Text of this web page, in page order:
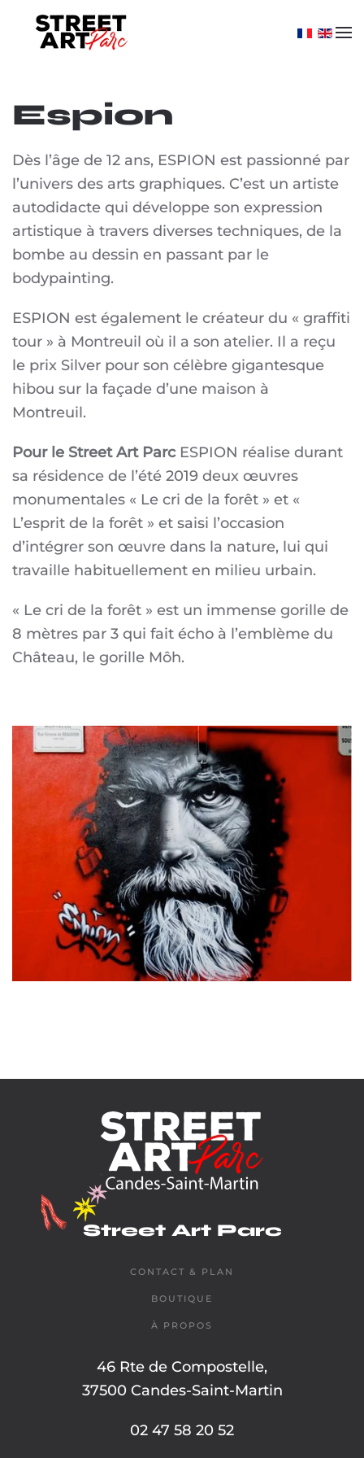
Skip to main content
Espion
Dès l’âge de 12 ans, ESPION est passionné par
l’univers des arts graphiques. C’est un artiste
autodidacte qui développe son expression
artistique à travers diverses techniques, de la
bombe au dessin en passant par le
bodypainting.
ESPION est également le créateur du « graffiti
tour » à Montreuil où il a son atelier. Il a reçu
le prix Silver pour son célèbre gigantesque
hibou sur la façade d’une maison à
Montreuil.
Pour le Street Art Parc ESPION réalise durant
sa résidence de l’été 2019 deux œuvres
monumentales « Le cri de la forêt » et «
L’esprit de la forêt » et saisi l’occasion
d’intégrer son œuvre dans la nature, lui qui
travaille habituellement en milieu urbain.
« Le cri de la forêt » est un immense gorille de
8 mètres par 3 qui fait écho à l’emblème du
Château, le gorille Môh.
Street Art Parc
CONTACT & PLAN
BOUTIQUE
À PROPOS
46 Rte de Compostelle,
37500 Candes-Saint-Martin
02 47 58 20 52